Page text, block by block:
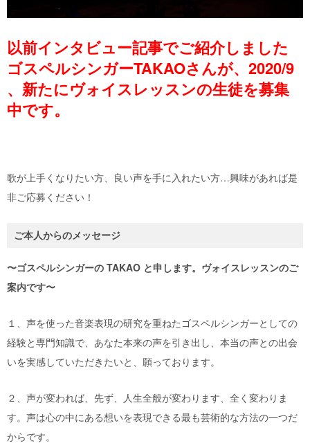
以前インタビュー記事でご紹介しました
ゴスペルシンガーTAKAOさんが、 2020/9
、新たにヴォイスレッスンの生徒を募集
中です。
歌が上手くなりたい方、良い声を手に入れたい方…興味があれば是
非ご応募ください！
〜ゴスペルシンガーの TAKAO と申します。ヴォイスレッスンのご
案内です〜
１、声を使った音楽表現の研究を重ねたゴスペルシンガーとしての
経験と専門知識で、あなた本来の声を引き出し、本当の声との出会
いを実感していただきたいと、願っております。
２、声が変われば、先ず、人生全般が変わります、全く変わりま
す。声は心の中にある想いを表現できる最も芸術的な方法の一つだ
からです。